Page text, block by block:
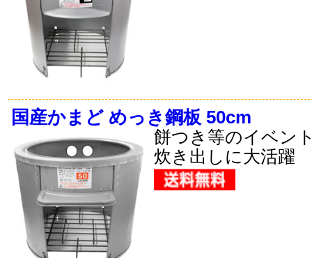
国産かまど めっき鋼板 50cm
餅つき等のイベン
炊き出しに大活躍